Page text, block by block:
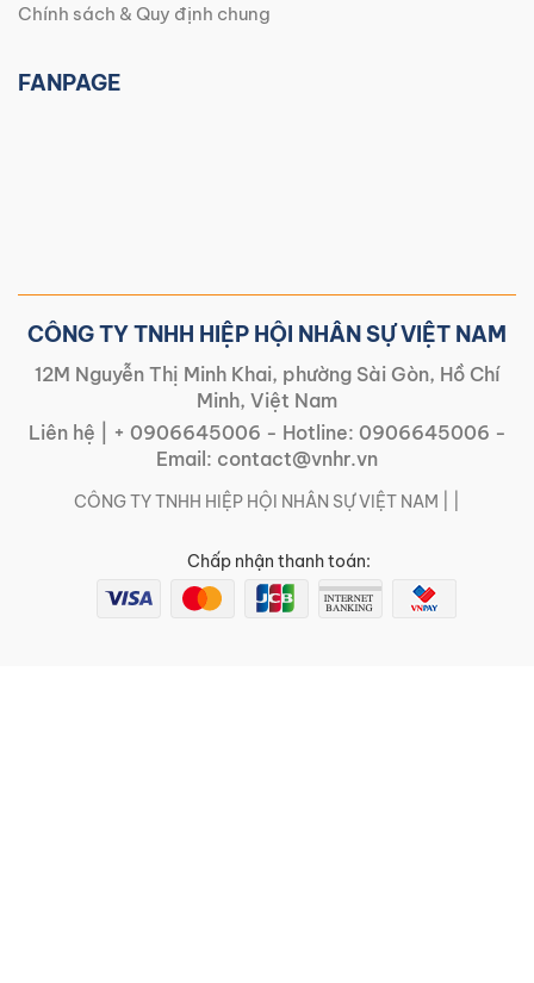
Chính sách & Quy định chung
FANPAGE
CÔNG TY TNHH HIỆP HỘI NHÂN SỰ VIỆT NAM
12M Nguyễn Thị Minh Khai, phường Sài Gòn, Hồ Chí
Minh, Việt Nam
Liên hệ |
+ 0906645006 - Hotline: 0906645006 -
Email: contact@vnhr.vn
CÔNG TY TNHH HIỆP HỘI NHÂN SỰ VIỆT NAM | |
Chấp nhận thanh toán: